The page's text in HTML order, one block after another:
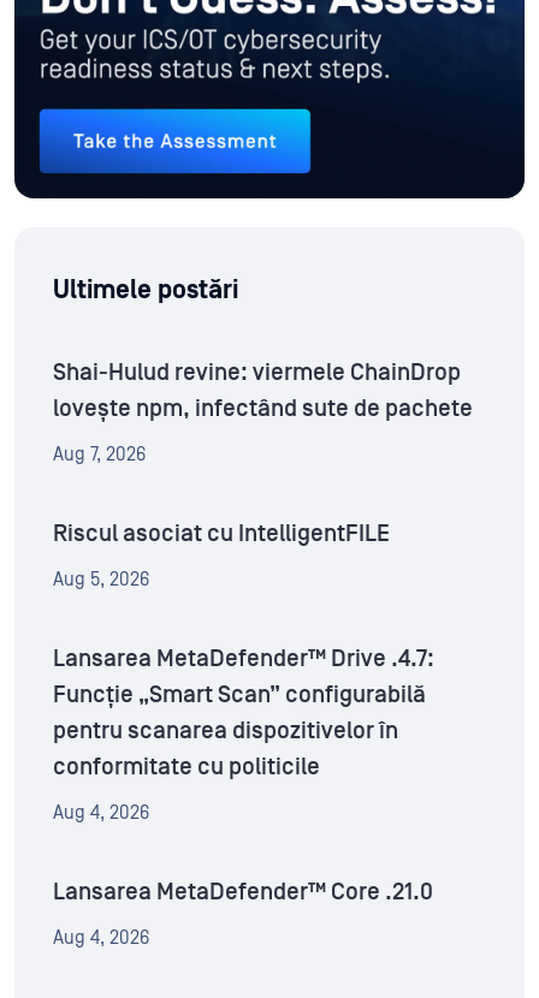
Ultimele postări
Shai-Hulud revine: viermele ChainDrop
lovește npm, infectând sute de pachete
Aug 7, 2026
Riscul asociat cu IntelligentFILE
Aug 5, 2026
Lansarea MetaDefender™ Drive .4.7:
Funcție „Smart Scan” configurabilă
pentru scanarea dispozitivelor în
conformitate cu politicile
Aug 4, 2026
Lansarea MetaDefender™ Core .21.0
Aug 4, 2026